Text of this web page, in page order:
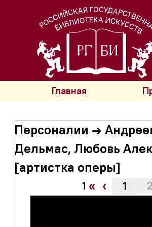
Главная
Персоналии →
Дельмас, Любовь
[артистка оперы]
1 « ‹ 1 2